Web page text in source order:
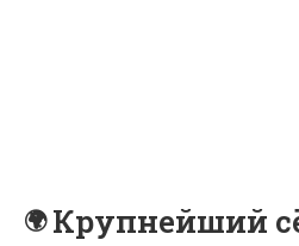
Крупнейший